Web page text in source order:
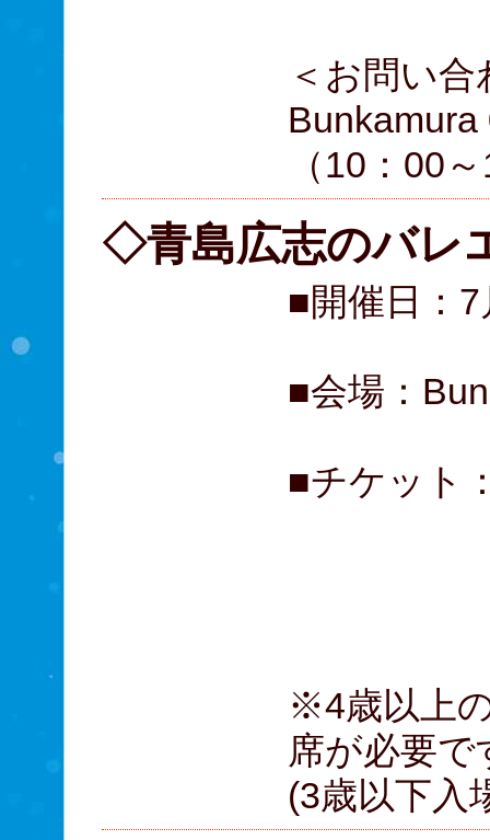
＜お問い合
（10：00
◇青島広志のバレ
■開催日：
■会場：
■チケッ
※4歳以上
席が必要で
(3歳以下入